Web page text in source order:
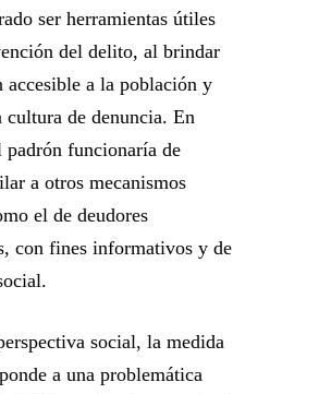
ser herramientas útiles
del delito, al brindar
accesible a la población y
cultura de denuncia. En
padrón funcionaría de
a otros mecanismos
el de deudores
con fines informativos y de
social, la medida
a una problemática